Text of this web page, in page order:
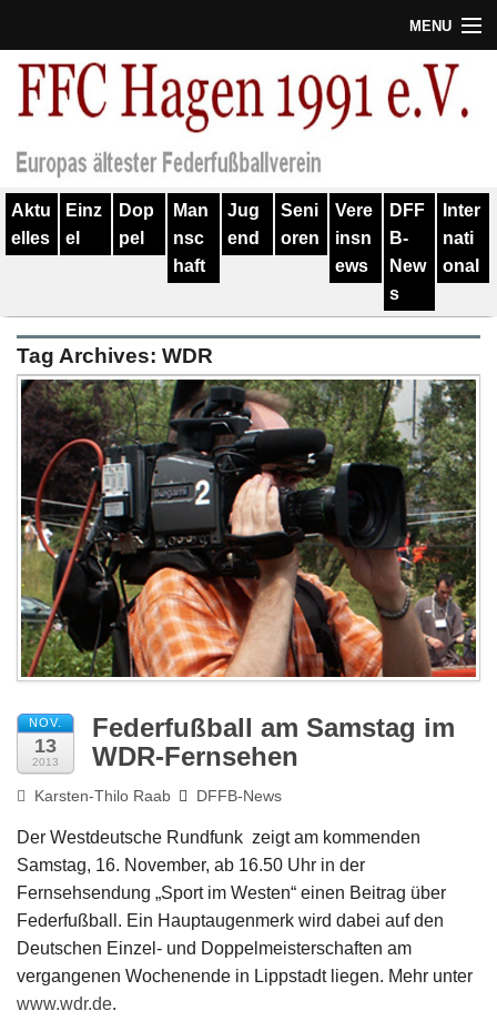
MENU
Termine
Verein
Geschichte
Training
Spieler
Kontakt
Links
Impressum
Aktu
elles
Einz
el
Dop
pel
Man
nsc
haft
Jug
end
Seni
oren
Vere
insn
ews
DFF
B-
New
s
Inter
nati
onal
Tag Archives: WDR
NOV.
13
2013
Federfußball am Samstag im
WDR-Fernsehen
Karsten-Thilo Raab DFFB-News
Der Westdeutsche Rundfunk zeigt am kommenden
Samstag, 16. November, ab 16.50 Uhr in der
Fernsehsendung „Sport im Westen“ einen Beitrag über
Federfußball. Ein Hauptaugenmerk wird dabei auf den
Deutschen Einzel- und Doppelmeisterschaften am
vergangenen Wochenende in Lippstadt liegen. Mehr unter
www.wdr.de.